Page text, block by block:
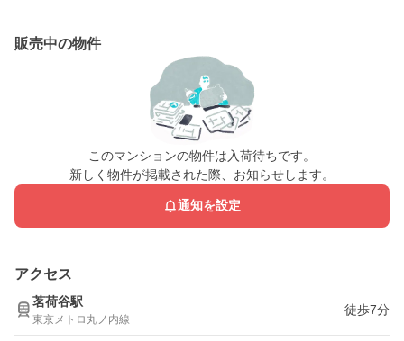
販売中の物件
このマンションの物件は入荷待ちです。
新しく物件が掲載された際、お知らせします。
通知を設定
アクセス
茗荷谷駅
東京メトロ丸ノ内線
徒歩7分